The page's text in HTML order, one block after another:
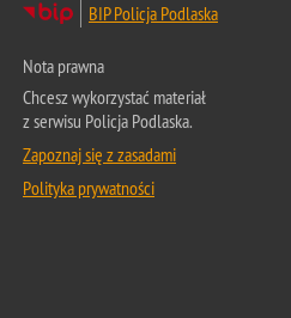
BIP Policja Podlaska
Nota prawna
Chcesz wykorzystać materiał
z serwisu Policja Podlaska.
Zapoznaj się z zasadami
Polityka prywatności